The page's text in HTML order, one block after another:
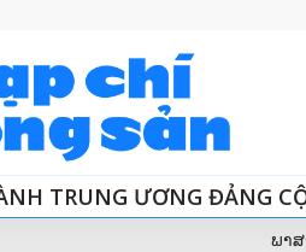
TRUNG ƯƠNG ĐẢNG
ພາ